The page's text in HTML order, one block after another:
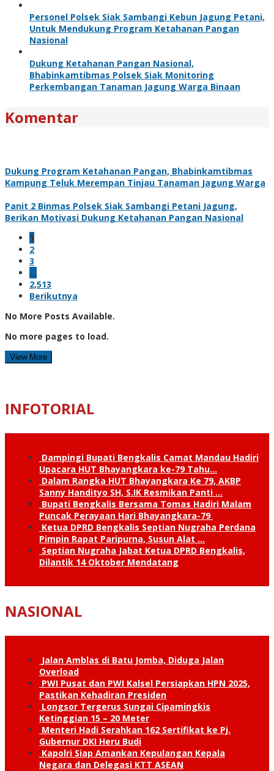
Personel Polsek Siak Sambangi Kebun Jagung Petani,
Untuk Mendukung Program Ketahanan Pangan
Nasional
Dukung Ketahanan Pangan Nasional,
Bhabinkamtibmas Polsek Siak Monitoring
Perkembangan Tanaman Jagung Warga Binaan
Komentar
Dukung Program Ketahanan Pangan, Bhabinkamtibmas
Kampung Teluk Merempan Tinjau Tanaman Jagung Warga
Panit 2 Binmas Polsek Siak Sambangi Petani Jagung,
Berikan Motivasi Dukung Ketahanan Pangan Nasional
1
2
3
…
2,513
Berikutnya
No More Posts Available.
No more pages to load.
View More
INFOTORIAL
Dampingi Bupati Bengkalis Camat Mandau Hadiri
Upacara HUT Bhayangkara ke-79 Tahu…
Dalam Rangka HUT Bhayangkara Ke 79, AKBP
Sanny Handityo SH, S.IK Resmikan Panti …
Bupati Bengkalis Bersama Tomas Hadiri Malam
Puncak Perayaan Hari Bhayangkara-79
Ketua DPRD Bengkalis Septian Nugraha Perdana
Pimpin Rapat Paripurna, Susun Alat …
Septian Nugraha Jabat Ketua DPRD Bengkalis,
Dilantik 14 Oktober Mendatang
NASIONAL
Jalan Amblas di Batu Jomba, Diduga Jalan
Overload
PWI Pusat dan PWI Kalsel Persiapkan HPN 2025,
Pastikan Kehadiran Presiden
Longsor Tergerus Sungai Cipamingkis
Ketinggian 15 – 20 Meter
Menteri Hadi Serahkan 162 Sertifikat ke Pj.
Gubernur DKI Heru Budi
Kapolri Siap Amankan Kepulangan Kepala
Negara dan Delegasi KTT ASEAN